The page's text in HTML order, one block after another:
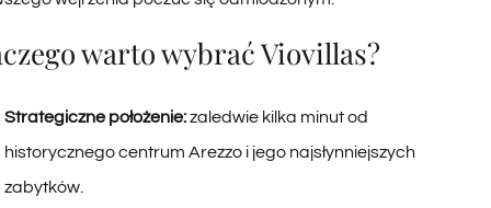
warto wybrać Viovillas?
Strategiczne położenie:zaledwie kilka minut od
historycznego centrum Arezzo i jego najsłynniejszych
zabytków.